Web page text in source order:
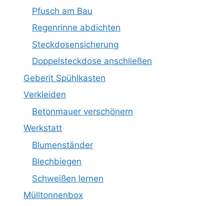
Pfusch am Bau
Regenrinne abdichten
Steckdosensicherung
Doppelsteckdose anschließen
Geberit Spühlkasten
Verkleiden
Betonmauer verschönern
Werkstatt
Blumenständer
Blechbiegen
Schweißen lernen
Mülltonnenbox